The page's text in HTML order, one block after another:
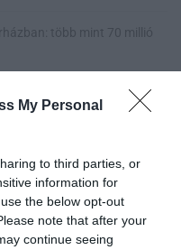
My Personal
to third parties, or
information for
the below opt-out
note that after your
continue seeing
több mint 70 millió
kilencórás küzdelem után